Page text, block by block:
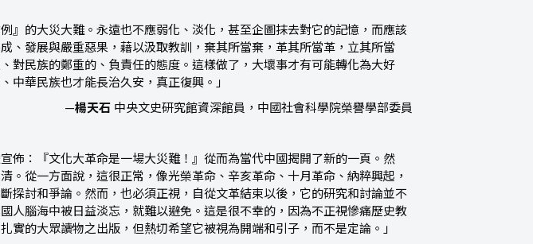
』的大災大難。永遠也不應弱化、淡化，甚至企圖抹去對它的記憶，而應該
、發展與嚴重惡果，藉以汲取教訓，棄其所當棄，革其所當革，立其所當
對民族的鄭重的、負責任的態度。這樣做了，大壞事才有可能轉化為大好
中華民族也才能長治久安，真正復興。」
—楊天石 中央文史研究館資深館員，中國社會科學院榮譽學部委員
佈：『文化大革命是一場大災難！』從而為當代中國揭開了新的一頁。然
。從一方面說，這很正常，像光榮革命、辛亥革命、十月革命、納粹興起，
探討和爭論。然而，也必須正視，自從文革結束以後，它的研究和討論並不
人腦海中被日益淡忘，就難以避免。這是很不幸的，因為不正視慘痛歷史教
的大眾讀物之出版，但熱切希望它被視為開端和引子，而不是定論。」